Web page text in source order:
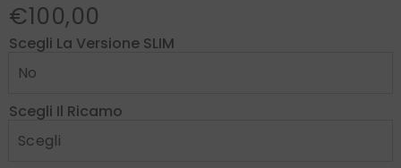
€100,00
Scegli La Versione SLIM
Scegli Il Ricamo